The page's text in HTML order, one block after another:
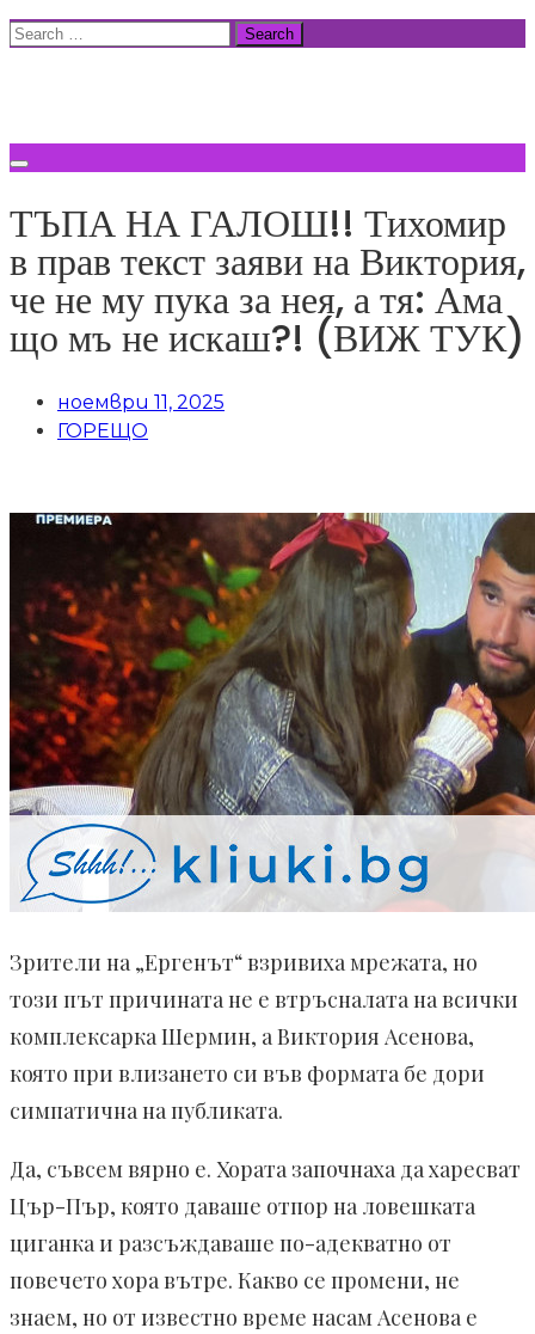
Skip
Search
ТЪПА НА ГАЛОШ!! Тихомир
в прав текст заяви на Виктория,
че не му пука за нея, а тя: Ама
що мъ не искаш?! (ВИЖ ТУК)
ноември 11, 2025
ГОРЕЩО
Зрители на „Ергенът“ взривиха мрежата, но
този път причината не е втръсналата на всички
комплексарка Шермин, а Виктория Асенова,
която при влизането си във формата бе дори
симпатична на публиката.
Да, съвсем вярно е. Хората започнаха да харесват
Цър-Пър, която даваше отпор на ловешката
циганка и разсъждаваше по-адекватно от
повечето хора вътре. Какво се промени, не
знаем, но от известно време насам Асенова е